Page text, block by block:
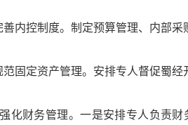
善内控制度。制定预算管理、内部采
范固定资产管理。安排专人督促蜀经
强化财务管理。一是安排专人负责